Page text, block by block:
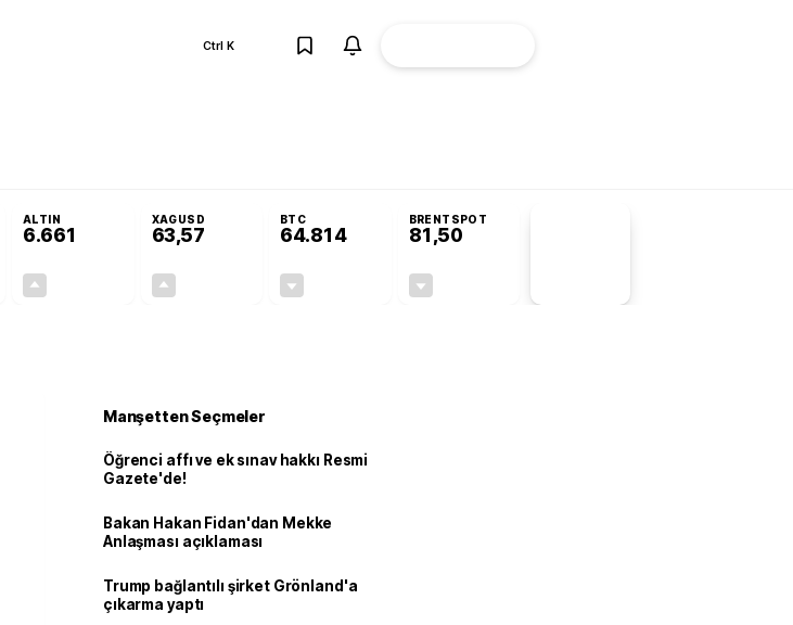
Ctrl K
ALTIN
6.661
XAGUSD
63,57
BTC
64.814
BRENTSPOT
81,50
Manşetten Seçmeler
Öğrenci affı ve ek sınav hakkı Resmi
Gazete'de!
Bakan Hakan Fidan'dan Mekke
Anlaşması açıklaması
Trump bağlantılı şirket Grönland'a
çıkarma yaptı